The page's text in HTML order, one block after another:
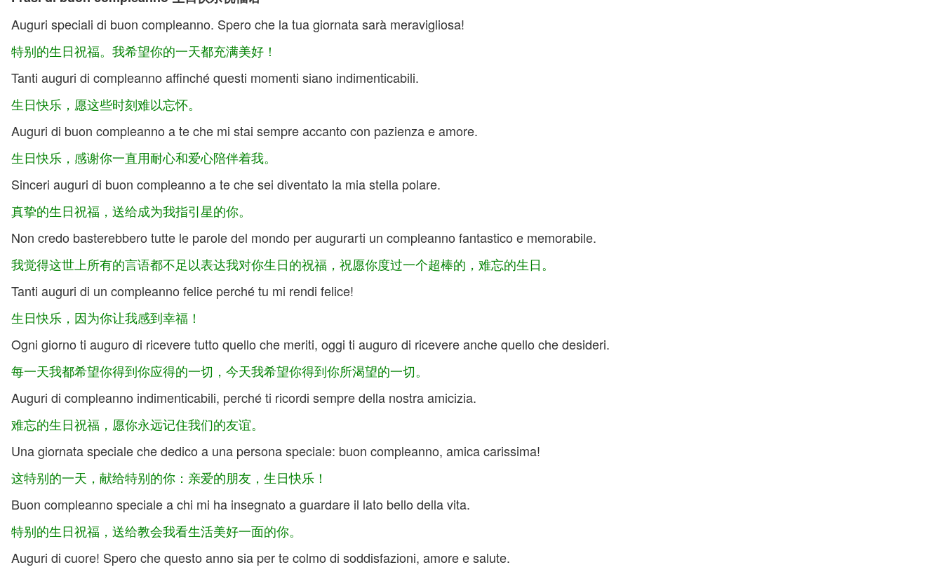
Auguri speciali di buon compleanno. Spero che la tua giornata sarà meravigliosa!
特别的生日祝福。我希望你的一天都充满美好！
Tanti auguri di compleanno affinché questi momenti siano indimenticabili.
生日快乐，愿这些时刻难以忘怀。
Auguri di buon compleanno a te che mi stai sempre accanto con pazienza e amore.
生日快乐，感谢你一直用耐心和爱心陪伴着我。
Sinceri auguri di buon compleanno a te che sei diventato la mia stella polare.
真挚的生日祝福，送给成为我指引星的你。
Non credo basterebbero tutte le parole del mondo per augurarti un compleanno fantastico e memorabile.
我觉得这世上所有的言语都不足以表达我对你生日的祝福，祝愿你度过一个超棒的，难忘的生日。
Tanti auguri di un compleanno felice perché tu mi rendi felice!
生日快乐，因为你让我感到幸福！
Ogni giorno ti auguro di ricevere tutto quello che meriti, oggi ti auguro di ricevere anche quello che desideri.
每一天我都希望你得到你应得的一切，今天我希望你得到你所渴望的一切。
Auguri di compleanno indimenticabili, perché ti ricordi sempre della nostra amicizia.
难忘的生日祝福，愿你永远记住我们的友谊。
Una giornata speciale che dedico a una persona speciale: buon compleanno, amica carissima!
这特别的一天，献给特别的你：亲爱的朋友，生日快乐！
Buon compleanno speciale a chi mi ha insegnato a guardare il lato bello della vita.
特别的生日祝福，送给教会我看生活美好一面的你。
Auguri di cuore! Spero che questo anno sia per te colmo di soddisfazioni, amore e salute.